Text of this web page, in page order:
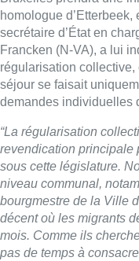
décent où les migrants
mois. Comme ils
pas de temps à
papiers. L’urgence est
soient respectés, en ce
Violaine Alonso,
Images de
Lire aussi :
Un
ses portes